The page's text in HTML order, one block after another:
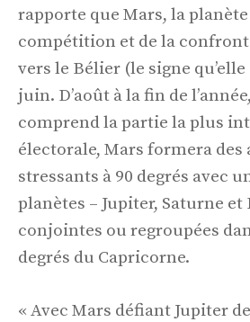
rapporte que Mars, la
compétition et de la
vers le Bélier (le signe
juin. D’août à la fin de
comprend la partie la plus
électorale, Mars formera des
stressants à 90 degrés avec
planètes – Jupiter, Saturne
conjointes ou regroupées
degrés du Capricorne.
« Avec Mars défiant Jupiter